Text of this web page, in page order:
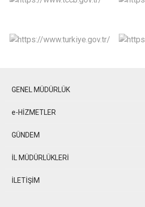
GENEL MÜDÜRLÜK
e-HİZMETLER
GÜNDEM
İL MÜDÜRLÜKLERİ
İLETİŞİM